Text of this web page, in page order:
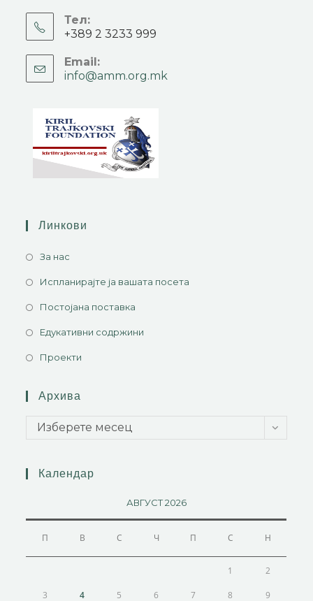
Тел:
+389 2 3233 999
Email:
info@amm.org.mk
Линкови
За нас
Испланирајте ја вашата посета
Постојана поставка
Едукативни содржини
Проекти
Архива
Изберете месец
Календар
АВГУСТ 2026
П В С Ч П С Н
1 2
3 4 5 6 7 8 9